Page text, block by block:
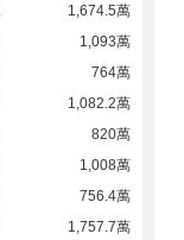
1,674.5萬
1,093萬
764萬
1,082.2萬
820萬
1,008萬
756.4萬
1,757.7萬